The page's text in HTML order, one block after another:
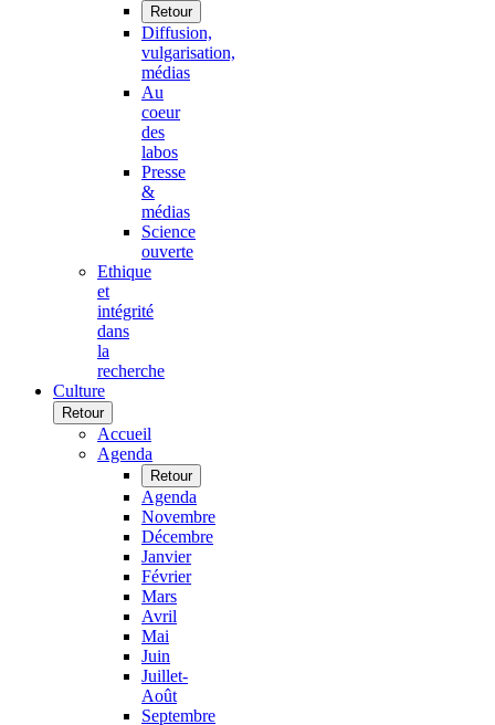
Retour
Diffusion,
vulgarisation,
médias
Au
coeur
des
labos
Presse
&
médias
Science
ouverte
Ethique
et
intégrité
dans
la
recherche
Culture
Retour
Accueil
Agenda
Retour
Agenda
Novembre
Décembre
Janvier
Février
Mars
Avril
Mai
Juin
Juillet-
Août
Septembre